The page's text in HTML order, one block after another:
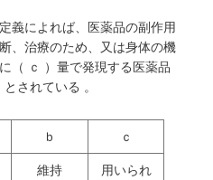
義によれば、医薬品の副作用
、治療のため、又は身体の機
（ ｃ ）量で発現する医薬品
されている 。
ｂ ｃ
維持
用いられ